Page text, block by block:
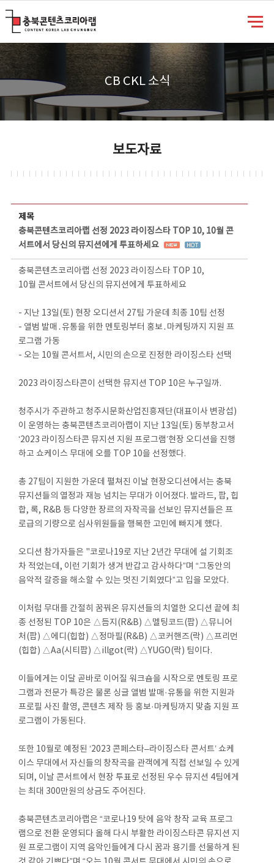
CB CKL 소식
보도자료
제목
충북콘텐츠코리아랩 선정 2023 라이징스타 TOP 10, 10월 콘
서트에서 당신의 뮤지션에게 투표하세요
충북콘텐츠코리아랩 선정 2023 라이징스타 TOP 10,
10월 콘서트에서 당신의 뮤지션에게 투표하세요
- 지난 13일(토) 현장 오디션서 27팀 가운데 최종 10팀 선정
- 앨범 발매․유통을 위한 멘토링부터 홍보․마케팅까지 지원 프
로그램 가동
- 오는 10월 콘서트서, 시민의 손으로 진정한 라이징스타 선택
2023 라이징스타콘이 선택한 뮤지션 TOP 10은 누구일까.
청주시가 주관하고 청주시문화산업진흥재단(대표이사 변광섭)
이 운영하는 충북콘텐츠코리아랩이 지난 13일(토) 동부창고서
‘2023 라이징스타콘 뮤지션 지원 프로그램’현장 오디션을 진행
하고 쇼케이스 무대에 오를 TOP 10을 선정했다.
총 27팀이 지원한 가운데 펼쳐진 이날 현장오디션에서는 충북
뮤지션들의 열정과 재능 넘치는 무대가 이어졌다. 발라드, 팝, 힙
합, 록, R&B 등 다양한 장르의 자작곡을 선보인 뮤지션들은 프
로급의 기량으로 심사위원들을 행복한 고민에 빠지게 했다.
오디션 참가자들은 "코로나19로 지난 2년간 무대에 설 기회조
차 적었는데, 이런 기회가 생겨 반갑고 감사하다”며 “그동안의
음악적 갈증을 해소할 수 있는 멋진 기회였다”고 입을 모았다.
이처럼 무대를 간절히 꿈꿔온 뮤지션들의 치열한 오디션 끝에 최
종 선정된 TOP 10은 △듬지(R&B) △멜팅코드(팝) △뮤니어
처(팝) △에디(힙합) △정마필(R&B) △코커핸즈(락) △프리먼
(힙합) △Aa(시티팝) △illgot(락) △YUGO(락) 팀이다.
이들에게는 이달 곧바로 이어질 워크숍을 시작으로 멘토링 프로
그램과 전문가 특강은 물론 싱글 앨범 발매·유통을 위한 지원과
프로필 사진 촬영, 콘텐츠 제작 등 홍보·마케팅까지 맞춤 지원 프
로그램이 가동된다.
또한 10월로 예정된 ‘2023 콘페스타–라이징스타 콘서트’ 쇼케
이스 무대에서 자신들의 창작곡을 관객에게 직접 선보일 수 있게
되며, 이날 콘서트에서 현장 투표로 선정된 우수 뮤지션 4팀에게
는 최대 300만원의 상금도 주어진다.
충북콘텐츠코리아랩은 “코로나19 탓에 음악 창작 교육 프로그
램으로 전환 운영되다 올해 다시 부활한 라이징스타콘 뮤지션 지
원 프로그램이 지역 음악인들에게 다시 꿈과 용기를 선물하게 된